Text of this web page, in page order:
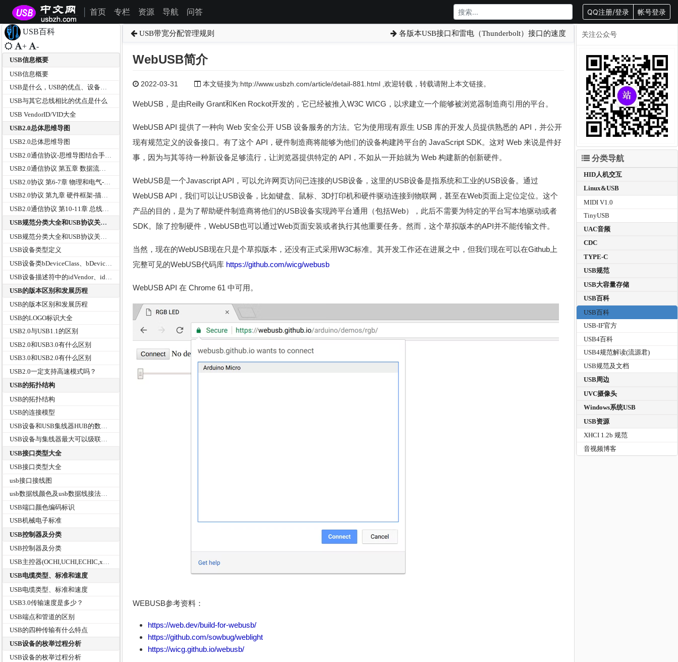
首页 专栏 资源 导航 问答 QQ注册/登录 帐号登录
USB百科
+ -
USB信息概要
USB信息概要
USB是什么，USB的优点、设备分类及传输方式有那些？
USB与其它总线相比的优点是什么
USB VendorID/VID大全
USB2.0总体思维导图
USB2.0总体思维导图
USB2.0通信协议 第五章 数据流模型-传输方式--思维导图
USB2.0协议 第九章 硬件框架-描述符等--思维导图
USB规范分类大全和USB协议关系树
USB设备类型定义
USB设备描述符中的idVendor、idProduct和bcdDevice
USB的版本区别和发展历程
USB的版本区别和发展历程
USB的LOGO标识大全
USB2.0与USB1.1的区别
USB2.0和USB3.0有什么区别
USB3.0和USB2.0有什么区别
USB2.0一定支持高速模式吗？
USB的拓扑结构
USB的拓扑结构
USB的连接模型
USB设备与集线器最大可以级联多少层
USB接口类型大全
USB接口类型大全
usb接口接线图
usb数据线颜色及usb数据线接法图解和USB接口引脚接线定义
USB端口颜色编码标识
USB机械电子标准
USB控制器及分类
USB控制器及分类
USB电缆类型、标准和速度
USB电缆类型、标准和速度
USB3.0传输速度是多少？
USB端点和管道的区别
USB的四种传输有什么特点
USB设备的枚举过程分析
USB设备的枚举过程分析
USB带宽分配管理规则 各版本USB接口和雷电（Thunderbolt）接口的速度
WebUSB简介
2022-03-31 本文链接为:http://www.usbzh.com/article/detail-881.html ,欢迎转载，转载请附上本文链接。
WebUSB，是由Reilly Grant和Ken Rockot开发的，它已经被推入W3C WICG，以求建立一个能够被浏览器制造商引用的平台。
WebUSB API 提供了一种向 Web 安全公开 USB 设备服务的方法。它为使用现有原生 USB 库的开发人员提供熟悉的 API，并公开
现有规范定义的设备接口。有了这个 API，硬件制造商将能够为他们的设备构建跨平台的 JavaScript SDK。这对 Web 来说是件好
事，因为与其等待一种新设备足够流行，让浏览器提供特定的 API，不如从一开始就为 Web 构建新的创新硬件。
WebUSB是一个Javascript API，可以允许网页访问已连接的USB设备，这里的USB设备是指系统和工业的USB设备。通过
WebUSB API，我们可以让USB设备，比如键盘、鼠标、3D打印机和硬件驱动连接到物联网，甚至在Web页面上定位定位。这个
产品的目的，是为了帮助硬件制造商将他们的USB设备实现跨平台通用（包括Web），此后不需要为特定的平台写本地驱动或者
SDK。除了控制硬件，WebUSB也可以通过Web页面安装或者执行其他重要任务。然而，这个草拟版本的API并不能传输文件。
当然，现在的WebUSB现在只是个草拟版本，还没有正式采用W3C标准。其开发工作还在进展之中，但我们现在可以在Github上
完整可见的WebUSB代码库 https://github.com/wicg/webusb
WebUSB API 在 Chrome 61 中可用。
WEBUSB参考资料：
https://web.dev/build-for-webusb/
https://github.com/sowbug/weblight
https://wicg.github.io/webusb/
关注公众号
分类导航
HID人机交互
Linux&USB
MIDI V1.0
TinyUSB
UAC音频
CDC
TYPE-C
USB规范
USB大容量存储
USB百科
USB百科
USB-IF官方
USB4百科
USB4规范解读(流源君)
USB规范及文档
USB周边
UVC摄像头
Windows系统USB
USB资源
XHCI 1.2b 规范
音视频博客